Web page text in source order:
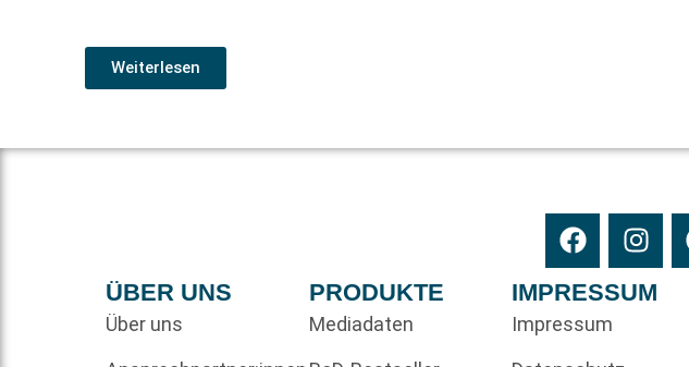
Weiterlesen
ÜBER UNS
Über uns
PRODUKTE
Mediadaten
IMPRESSUM
Impressum